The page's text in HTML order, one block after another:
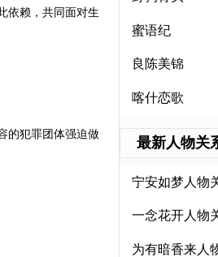
依赖，共同面对生
的犯罪团体强迫做
蜜语纪
良陈美锦
喀什恋歌
最新人物关
宁安如梦人物
一念花开人物
为有暗香来人